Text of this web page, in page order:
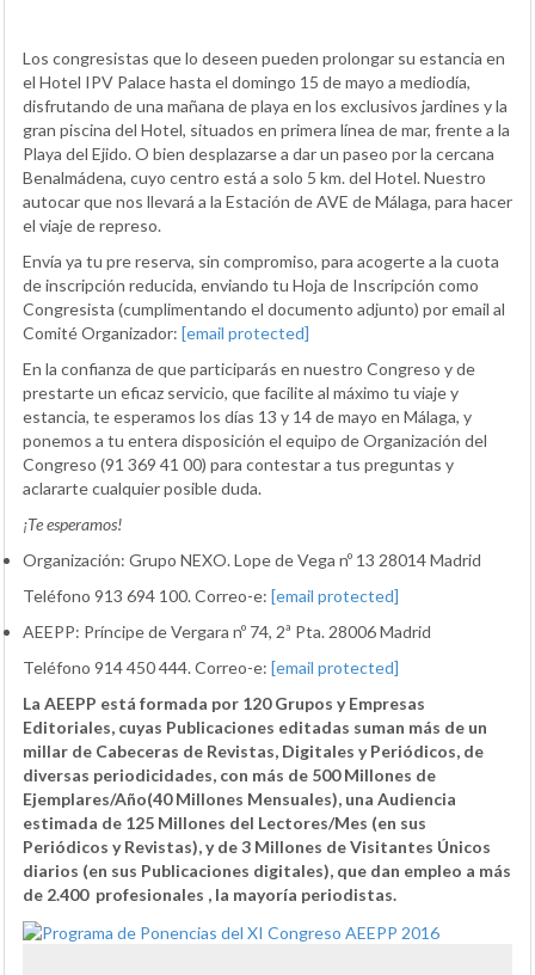
Los congresistas que lo deseen pueden prolongar su estancia en
el Hotel IPV Palace hasta el domingo 15 de mayo a mediodía,
disfrutando de una mañana de playa en los exclusivos jardines y la
gran piscina del Hotel, situados en primera línea de mar, frente a la
Playa del Ejido. O bien desplazarse a dar un paseo por la cercana
Benalmádena, cuyo centro está a solo 5 km. del Hotel. Nuestro
autocar que nos llevará a la Estación de AVE de Málaga, para hacer
el viaje de represo.
Envía ya tu pre reserva, sin compromiso, para acogerte a la cuota
de inscripción reducida, enviando tu Hoja de Inscripción como
Congresista (cumplimentando el documento adjunto) por email al
Comité Organizador: [email protected]
En la confianza de que participarás en nuestro Congreso y de
prestarte un eficaz servicio, que facilite al máximo tu viaje y
estancia, te esperamos los días 13 y 14 de mayo en Málaga, y
ponemos a tu entera disposición el equipo de Organización del
Congreso (91 369 41 00) para contestar a tus preguntas y
aclararte cualquier posible duda.
¡Te esperamos!
Organización: Grupo NEXO. Lope de Vega nº 13 28014 Madrid
Teléfono 913 694 100. Correo-e: [email protected]
AEEPP: Príncipe de Vergara nº 74, 2ª Pta. 28006 Madrid
Teléfono 914 450 444. Correo-e: [email protected]
La AEEPP está formada por 120 Grupos y Empresas
Editoriales, cuyas Publicaciones editadas suman ​más de un
millar de Cabeceras de Revistas, Digitales y Periódicos, de
diversas periodicidades, con más de 500 Millones de
Ejemplares/Año(40 Millones Mensuales), una Audiencia
estimada de 125 Millones del Lectores/Mes (en sus
Periódicos y Revistas), y de 3 Millones de Visitantes Únicos
diarios (en sus Publicaciones digitales), ​que dan empleo a más
de 2.400 ​ profesionales , la mayoría periodistas.